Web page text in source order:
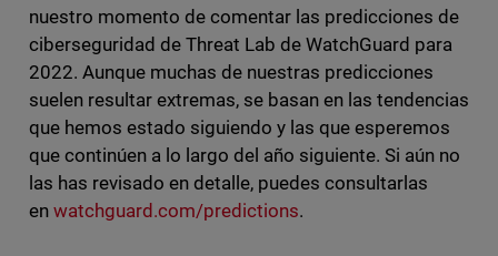
nuestro momento de comentar las predicciones de
ciberseguridad de Threat Lab de WatchGuard para
2022. Aunque muchas de nuestras predicciones
suelen resultar extremas, se basan en las tendencias
que hemos estado siguiendo y las que esperemos
que continúen a lo largo del año siguiente. Si aún no
las has revisado en detalle, puedes consultarlas
en watchguard.com/predictions.